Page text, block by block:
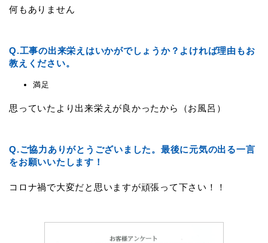
何もありません
Q.工事の出来栄えはいかがでしょうか？よければ理由もお
教えください。
満足
思っていたより出来栄えが良かったから（お風呂）
Q.ご協力ありがとうございました。最後に元気の出る一言
をお願いいたします！
コロナ禍で大変だと思いますが頑張って下さい！！